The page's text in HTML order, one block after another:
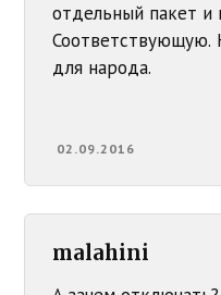
отдельный пакет и
Соответствующую.
для народа.
02.09.2016
malahini